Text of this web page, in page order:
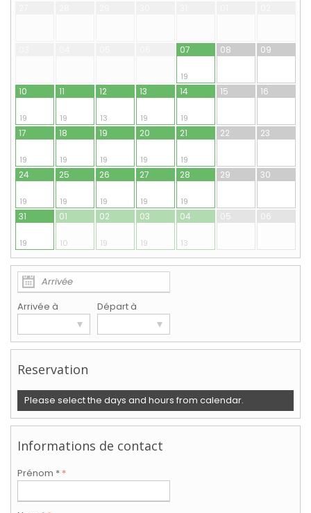
07
19
08 09
10
19
11
19
12
13
13
19
14
19
15 16
17
19
18
19
19
19
20
19
21
19
22 23
24
19
25
19
26
19
27
19
28
19
29 30
31
19
01
10
02
19
03
19
04
13
05 06
Arrivée à
▾
Départ à
▾
Reservation
Please select the days and hours from calendar.
Informations de contact
Prénom * *